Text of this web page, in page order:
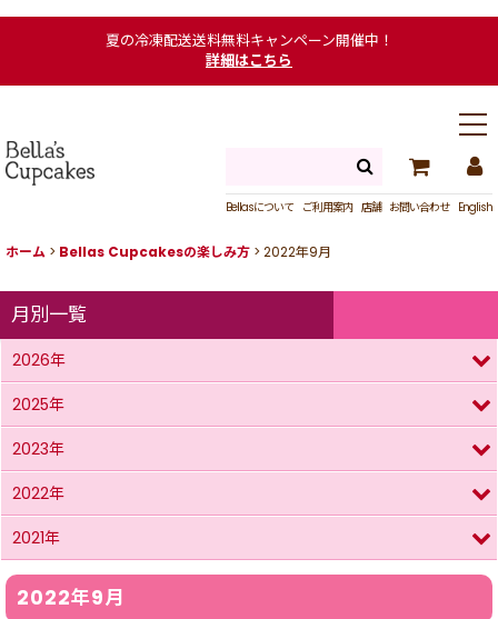
夏の冷凍配送送料無料キャンペーン開催中！
詳細はこちら
Bellasについて ご利用案内 店舗 お問い合わせ English
ホーム > Bellas Cupcakesの楽しみ方 > 2022年9月
2022年9月
月別一覧
2026年
2025年
2023年
2022年
2021年